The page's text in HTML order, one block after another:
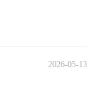
2026-05-13